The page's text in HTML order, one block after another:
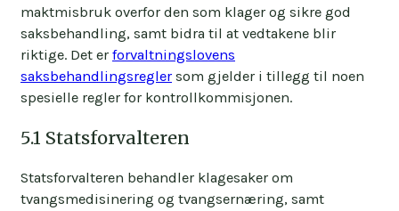
maktmisbruk overfor den som klager og sikre god
saksbehandling, samt bidra til at vedtakene blir
riktige. Det er forvaltningslovens
saksbehandlingsregler som gjelder i tillegg til noen
spesielle regler for kontrollkommisjonen.
5.1 Statsforvalteren
Statsforvalteren behandler klagesaker om
tvangsmedisinering og tvangsernæring, samt